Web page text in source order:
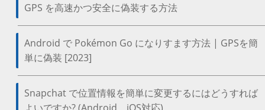
GPS を高速かつ安全に偽装する方法
Android で Pokémon Go になりすます方法 | GPSを簡
単に偽装 [2023]
Snapchat で位置情報を簡単に変更するにはどうすれば
よいですか? (Android、iOS対応)